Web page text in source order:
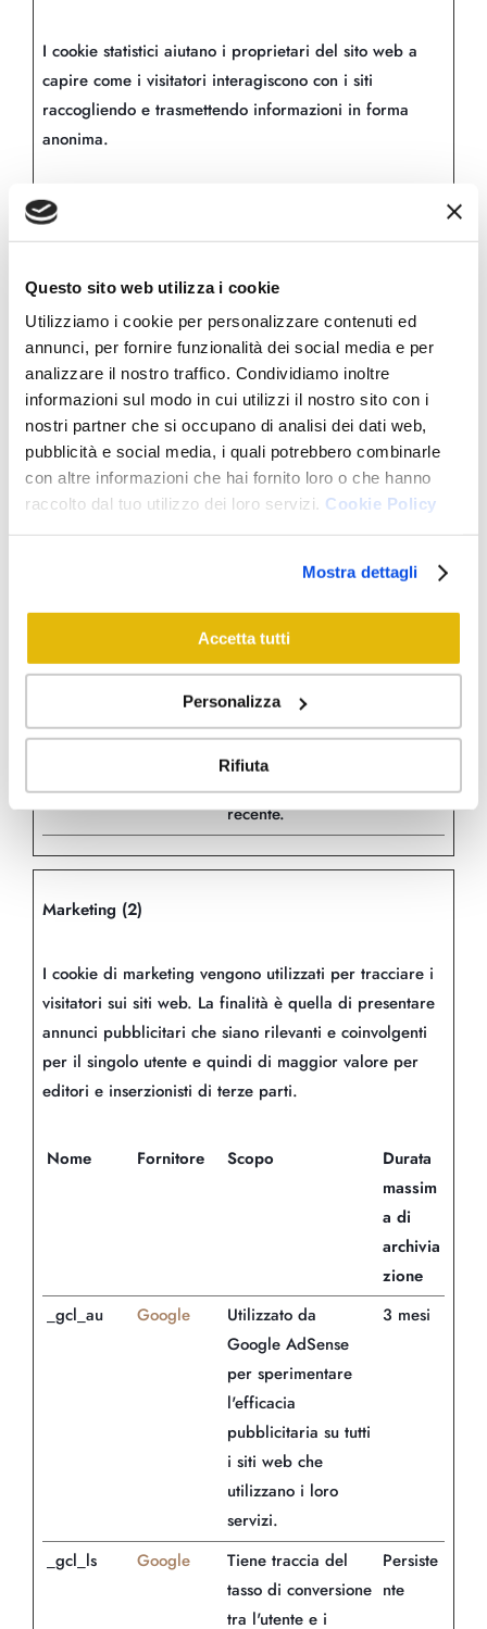
Questo sito web utilizza i cookie
Utilizziamo i cookie per personalizzare contenuti ed
annunci, per fornire funzionalità dei social media e per
analizzare il nostro traffico. Condividiamo inoltre
informazioni sul modo in cui utilizzi il nostro sito con i
nostri partner che si occupano di analisi dei dati web,
pubblicità e social media, i quali potrebbero combinarle
con altre informazioni che hai fornito loro o che hanno
raccolto dal tuo utilizzo dei loro servizi. Cookie Policy
Mostra dettagli
Accetta tutti
Personalizza
Rifiuta
I cookie statistici aiutano i proprietari del sito web a
capire come i visitatori interagiscono con i siti
raccogliendo e trasmettendo informazioni in forma
anonima.
Nome
massim
zione
_ga
Google
Registra un ID
univoco utilizzato
per generare dati
statistici su come il
visitatore utilizza il
sito internet.
2 anni
Google Analytics
per raccogliere dati
sul numero di volte
che un utente ha
visitato il sito
internet, oltre che le
dati per la prima
recente.
Marketing (2)
I cookie di marketing vengono utilizzati per tracciare i
visitatori sui siti web. La finalità è quella di presentare
annunci pubblicitari che siano rilevanti e coinvolgenti
per il singolo utente e quindi di maggior valore per
editori e inserzionisti di terze parti.
Nome Fornitore Scopo
Durata
massim
a di
archivia
zione
_gcl_au
Google
Utilizzato da
Google AdSense
per sperimentare
l'efficacia
pubblicitaria su tutti
i siti web che
utilizzano i loro
servizi.
3 mesi
_gcl_ls Google
Tiene traccia del
tasso di conversione
tra l'utente e i
Persiste
nte